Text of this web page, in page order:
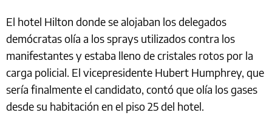
El hotel Hilton donde se alojaban los delegados
demócratas olía a los sprays utilizados contra los
manifestantes y estaba lleno de cristales rotos por la
carga policial. El vicepresidente Hubert Humphrey, que
sería finalmente el candidato, contó que olía los gases
desde su habitación en el piso 25 del hotel.